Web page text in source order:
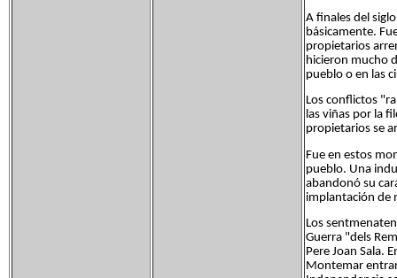
A finales del
básicamente.
propietarios
hicieron mucho
pueblo o en las
Los conflictos
las viñas por la
propietarios se
Fue en estos
pueblo. Una
abandonó su
implantación de
Los
Guerra "dels
Pere Joan Sala.
Montemar